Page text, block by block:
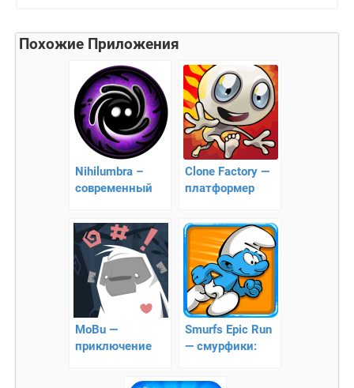
Похожие Приложения
Nihilumbra –
современный
котором нужно
побороть
проклятие
Clone Factory —
платформер
MoBu —
приключение
Smurfs Epic Run
— cмурфики:
забег